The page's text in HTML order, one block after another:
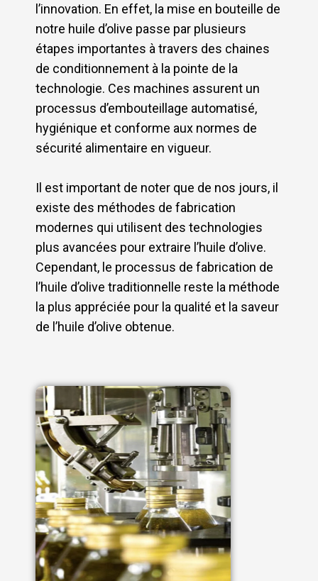
l’innovation. En effet, la mise en bouteille de
notre huile d’olive passe par plusieurs
étapes importantes à travers des chaines
de conditionnement à la pointe de la
technologie. Ces machines assurent un
processus d’embouteillage automatisé,
hygiénique et conforme aux normes de
sécurité alimentaire en vigueur.
Il est important de noter que de nos jours, il
existe des méthodes de fabrication
modernes qui utilisent des technologies
plus avancées pour extraire l’huile d’olive.
Cependant, le processus de fabrication de
l’huile d’olive traditionnelle reste la méthode
la plus appréciée pour la qualité et la saveur
de l’huile d’olive obtenue.